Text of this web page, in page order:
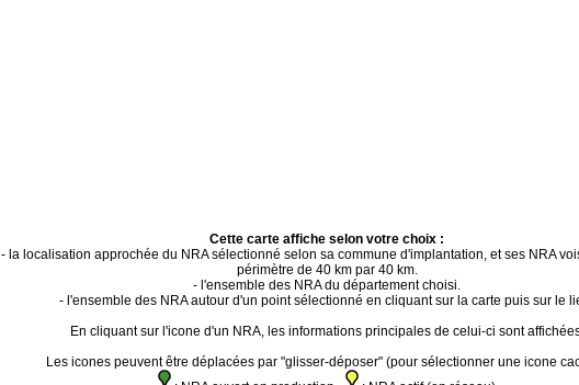
Cette carte affiche selon votre choix :
- la localisation approchée du NRA sélectionné selon sa commune d'implantation, et ses NRA
périmètre de 40 km par 40 km.
- l'ensemble des NRA du département choisi.
- l'ensemble des NRA autour d'un point sélectionné en cliquant sur la carte puis sur le
En cliquant sur l'icone d'un NRA, les informations principales de celui-ci sont
Les icones peuvent être déplacées par "glisser-déposer" (pour sélectionner une icone